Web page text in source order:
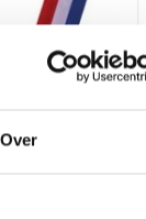
Over
aan
verlanglijst